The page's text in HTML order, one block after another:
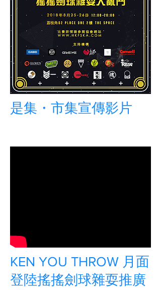
是集・市集宣傳影片
KEN YOU THROW 月面
登陸搖搖劍球雜耍推廣